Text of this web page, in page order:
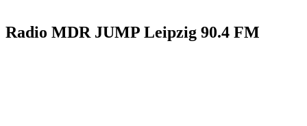
Radio MDR JUMP Leipzig 90.4 FM